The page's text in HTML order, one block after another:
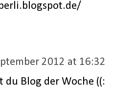
2012 at 16:32
du Blog der Woche ((: